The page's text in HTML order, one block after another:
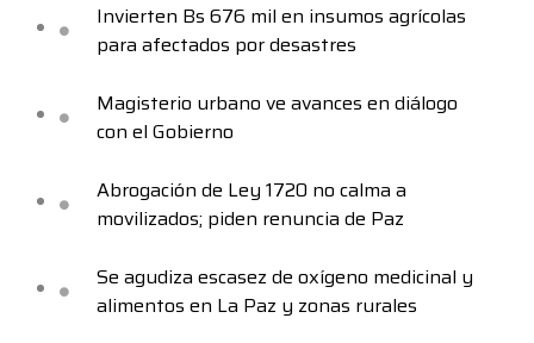
Invierten Bs 676 mil en insumos agrícolas
para afectados por desastres
Magisterio urbano ve avances en diálogo
con el Gobierno
Abrogación de Ley 1720 no calma a
movilizados; piden renuncia de Paz
Se agudiza escasez de oxígeno medicinal y
alimentos en La Paz y zonas rurales